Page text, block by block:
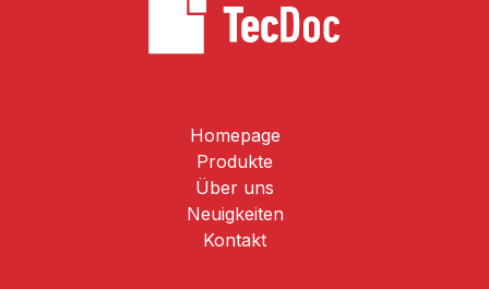
Homepage
Produkte
Über uns
Neuigkeiten
Kontakt